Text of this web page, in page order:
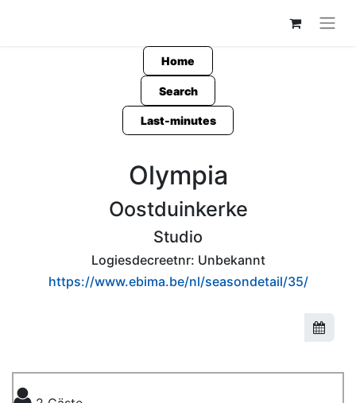
Home
Search
Last-minutes
Olympia
Oostduinkerke
Studio
Logiesdecreetnr: Unbekannt
https://www.ebima.be/nl/seasondetail/35/